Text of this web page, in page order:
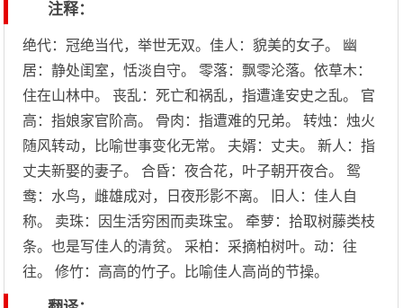
注释：
绝代：冠绝当代，举世无双。佳人：貌美的女子。 幽
居：静处闺室，恬淡自守。 零落：飘零沦落。依草木：
住在山林中。 丧乱：死亡和祸乱，指遭逢安史之乱。 官
高：指娘家官阶高。 骨肉：指遭难的兄弟。 转烛：烛火
随风转动，比喻世事变化无常。 夫婿：丈夫。 新人：指
丈夫新娶的妻子。 合昏：夜合花，叶子朝开夜合。 鸳
鸯：水鸟，雌雄成对，日夜形影不离。 旧人：佳人自
称。 卖珠：因生活穷困而卖珠宝。 牵萝：拾取树藤类枝
条。也是写佳人的清贫。 采柏：采摘柏树叶。动：往
往。 修竹：高高的竹子。比喻佳人高尚的节操。